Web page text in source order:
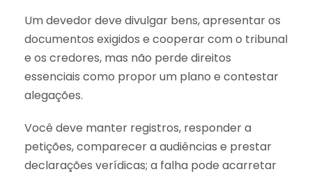
Um devedor deve divulgar bens, apresentar os
documentos exigidos e cooperar com o tribunal
e os credores, mas não perde direitos
essenciais como propor um plano e contestar
alegações.
Você deve manter registros, responder a
petições, comparecer a audiências e prestar
declarações verídicas; a falha pode acarretar